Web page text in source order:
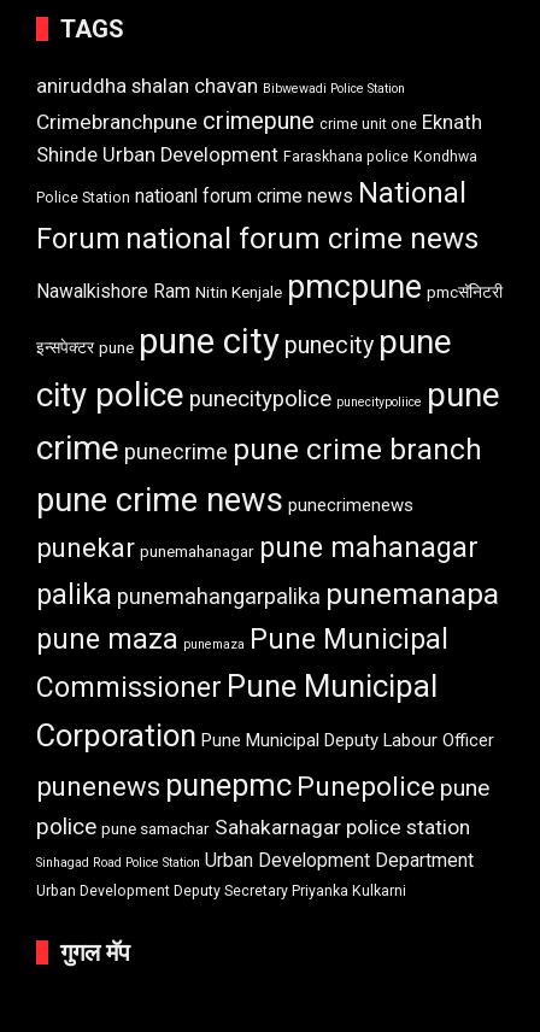
TAGS
aniruddha shalan chavan Bibwewadi Police Station
Crimebranchpune crimepune crime unit one Eknath
Shinde Urban Development Faraskhana police Kondhwa
Police Station natioanl forum crime news National
Forum national forum crime news
Nawalkishore Ram Nitin Kenjale pmcpune pmcसॅनिटरी
इन्सपेक्टर pune pune city punecity pune
city police punecitypolice punecitypoliice pune
crime punecrime pune crime branch
pune crime news punecrimenews
punekar punemahanagar pune mahanagar
palika punemahangarpalika punemanapa
pune maza punemaza
Pune Municipal
Commissioner Pune Municipal
Corporation Pune Municipal Deputy Labour Officer
punenews punepmc Punepolice pune
police pune samachar Sahakarnagar police station
Sinhagad Road Police Station Urban Development Department
Urban Development Deputy Secretary Priyanka Kulkarni
गुगल मॅप